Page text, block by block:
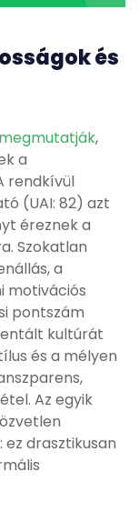
és
megmutatják,
a
rendkívül
(UAI: 82) azt
éreznek a
Szokatlan
a
motivációs
pontszám
kultúrát
és a mélyen
Az egyik
ez drasztikusan